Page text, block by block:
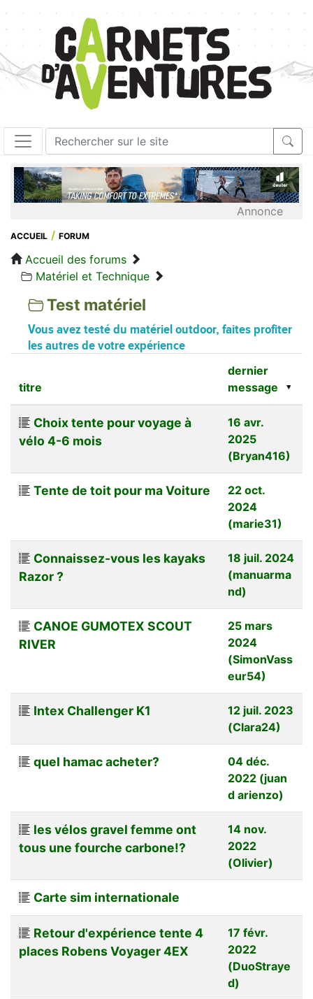
Annonce
ACCUEIL FORUM
Accueil des forums
Matériel et Technique
Test matériel
Vous avez testé du matériel outdoor, faites profiter
les autres de votre expérience
titre
dernier
message
Choix tente pour voyage à
vélo 4-6 mois
16 avr.
2025
(Bryan416)
Tente de toit pour ma Voiture
22 oct.
2024
(marie31)
Connaissez-vous les kayaks
Razor ?
18 juil. 2024
(manuarma
nd)
CANOE GUMOTEX SCOUT
RIVER
25 mars
2024
(SimonVass
eur54)
Intex Challenger K1
12 juil. 2023
(Clara24)
quel hamac acheter?
04 déc.
2022 (juan
d arienzo)
les vélos gravel femme ont
tous une fourche carbone!?
14 nov.
2022
(Olivier)
Carte sim internationale
Retour d'expérience tente 4
places Robens Voyager 4EX
17 févr.
2022
(DuoStraye
d)